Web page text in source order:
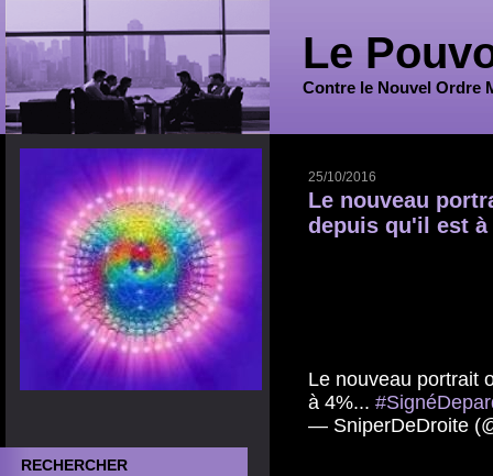
Le
Contre le Nouvel Ordre
RECHERCHER
25/10/2016
Le nouveau
depuis qu'il est à
Le nouveau portrait
à 4%...
— SniperDeDroite